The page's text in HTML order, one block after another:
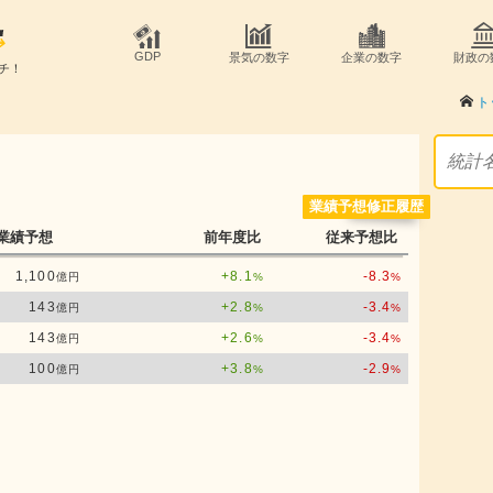
！
GDP 景気の数字 企業の数字 財政の
績予想
業績予想修正履歴
前年度比
従来予想比
1,100億円 +8.1% -8.3%
143億円 +2.8% -3.4%
143億円 +2.6% -3.4%
100億円 +3.8% -2.9%